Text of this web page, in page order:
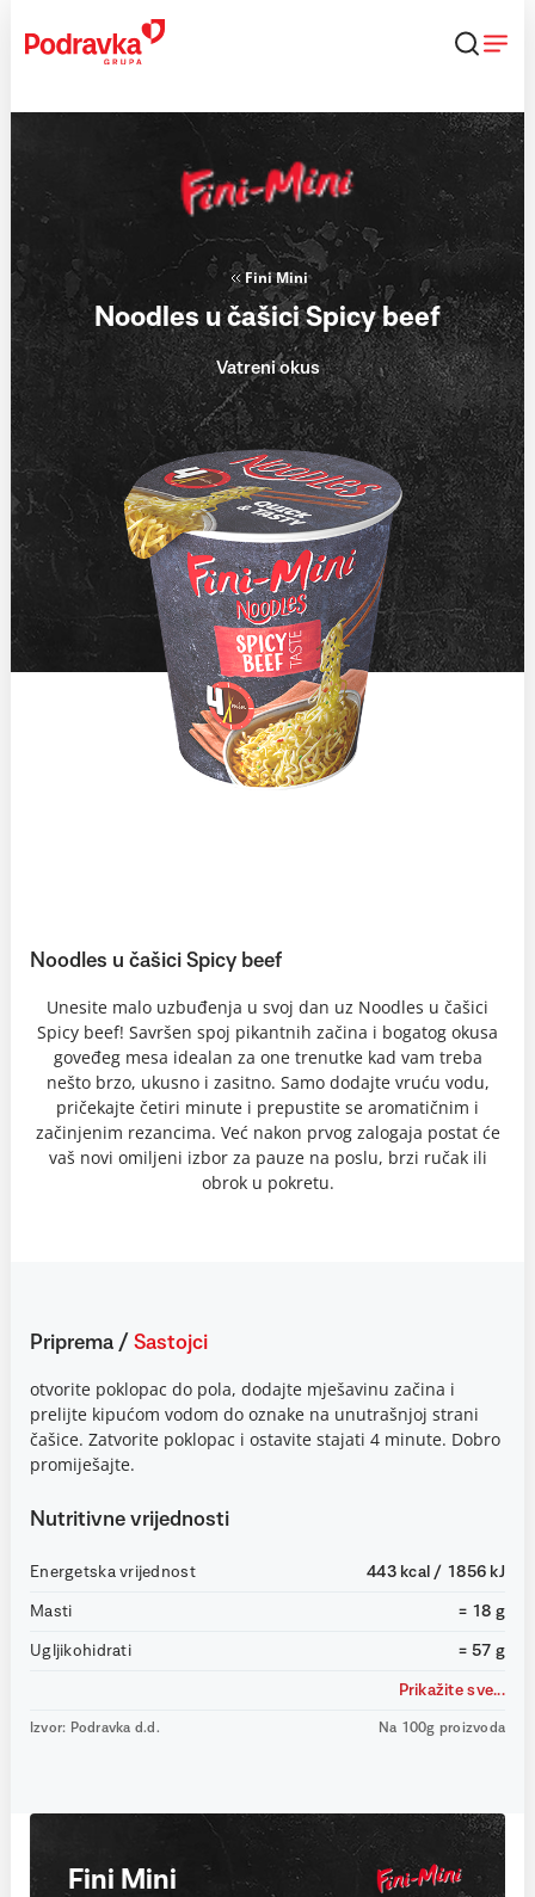
content
Fini Mini
Noodles u čašici Spicy beef
Vatreni okus
Noodles u čašici Spicy beef
Unesite malo uzbuđenja u svoj dan uz Noodles u čašici
Spicy beef! Savršen spoj pikantnih začina i bogatog okusa
goveđeg mesa idealan za one trenutke kad vam treba
nešto brzo, ukusno i zasitno. Samo dodajte vruću vodu,
pričekajte četiri minute i prepustite se aromatičnim i
začinjenim rezancima. Već nakon prvog zalogaja postat će
vaš novi omiljeni izbor za pauze na poslu, brzi ručak ili
obrok u pokretu.
Priprema / Sastojci
otvorite poklopac do pola, dodajte mješavinu začina i
prelijte kipućom vodom do oznake na unutrašnjoj strani
čašice. Zatvorite poklopac i ostavite stajati 4 minute. Dobro
promiješajte.
Nutritivne vrijednosti
Energetska vrijednost 443 kcal / 1856 kJ
Masti = 18 g
Ugljikohidrati = 57 g
Prikažite sve...
Izvor: Podravka d.d. Na 100g proizvoda
Fini Mini